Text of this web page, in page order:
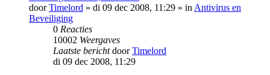
doorTimelord » di 09 dec 2008, 11:29 » in Antivirus en
Beveiliging
0 Reacties
10002 Weergaves
Laatste berichtdoorTimelord
di 09 dec 2008, 11:29